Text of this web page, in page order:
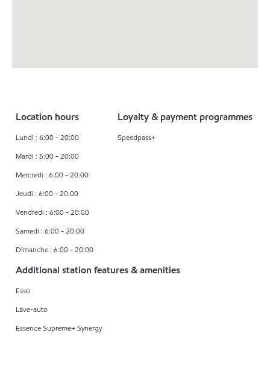
Location hours
Lundi : 6:00 - 20:00
Mardi : 6:00 - 20:00
Mercredi : 6:00 - 20:00
Jeudi : 6:00 - 20:00
Vendredi : 6:00 - 20:00
Samedi : 6:00 - 20:00
Dimanche : 6:00 - 20:00
Loyalty & payment programmes
Speedpass+
Additional station features & amenities
Esso
Lave-auto
Essence Supreme+ Synergy